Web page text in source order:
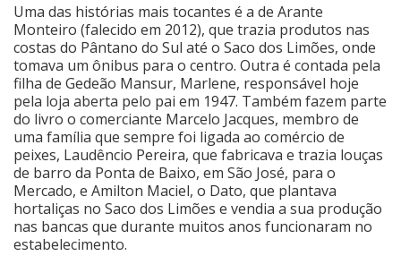
Uma das histórias mais tocantes é a de Arante
Monteiro (falecido em 2012), que trazia produtos nas
costas do Pântano do Sul até o Saco dos Limões, onde
tomava um ônibus para o centro. Outra é contada pela
filha de Gedeão Mansur, Marlene, responsável hoje
pela loja aberta pelo pai em 1947. Também fazem parte
do livro o comerciante Marcelo Jacques, membro de
uma família que sempre foi ligada ao comércio de
peixes, Laudêncio Pereira, que fabricava e trazia louças
de barro da Ponta de Baixo, em São José, para o
Mercado, e Amilton Maciel, o Dato, que plantava
hortaliças no Saco dos Limões e vendia a sua produção
nas bancas que durante muitos anos funcionaram no
estabelecimento.